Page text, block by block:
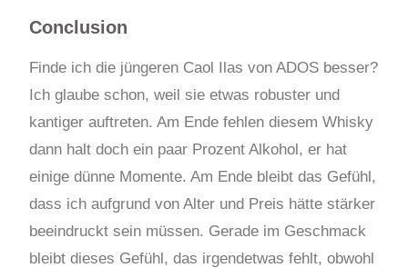
Conclusion
Finde ich die jüngeren Caol Ilas von ADOS besser?
Ich glaube schon, weil sie etwas robuster und
kantiger auftreten. Am Ende fehlen diesem Whisky
dann halt doch ein paar Prozent Alkohol, er hat
einige dünne Momente. Am Ende bleibt das Gefühl,
dass ich aufgrund von Alter und Preis hätte stärker
beeindruckt sein müssen. Gerade im Geschmack
bleibt dieses Gefühl, das irgendetwas fehlt, obwohl